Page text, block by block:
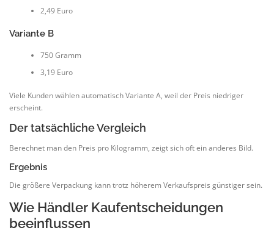
2,49 Euro
Variante B
750 Gramm
3,19 Euro
Viele Kunden wählen automatisch Variante A, weil der Preis niedriger
erscheint.
Der tatsächliche Vergleich
Berechnet man den Preis pro Kilogramm, zeigt sich oft ein anderes Bild.
Ergebnis
Die größere Verpackung kann trotz höherem Verkaufspreis günstiger sein.
Wie Händler Kaufentscheidungen
beeinflussen